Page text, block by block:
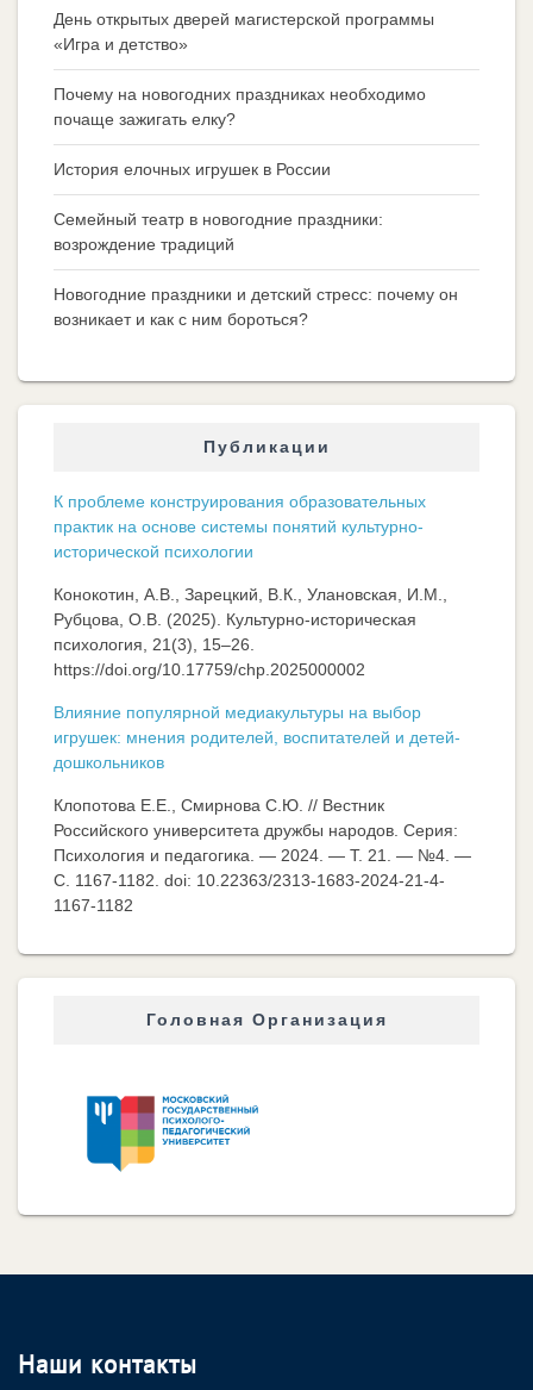
День открытых дверей магистерской программы
«Игра и детство»
Почему на новогодних праздниках необходимо
почаще зажигать елку?
История елочных игрушек в России
Семейный театр в новогодние праздники:
возрождение традиций
Новогодние праздники и детский стресс: почему он
возникает и как с ним бороться?
Публикации
К проблеме конструирования образовательных
практик на основе системы понятий культурно-
исторической психологии
Конокотин, А.В., Зарецкий, В.К., Улановская, И.М.,
Рубцова, О.В. (2025). Культурно-историческая
психология, 21(3), 15–26.
https://doi.org/10.17759/chp.2025000002
Влияние популярной медиакультуры на выбор
игрушек: мнения родителей, воспитателей и детей-
дошкольников
Клопотова Е.Е., Смирнова С.Ю. // Вестник
Российского университета дружбы народов. Серия:
Психология и педагогика. — 2024. — Т. 21. — №4. —
C. 1167-1182. doi: 10.22363/2313-1683-2024-21-4-
1167-1182
Головная Организация
Наши контакты